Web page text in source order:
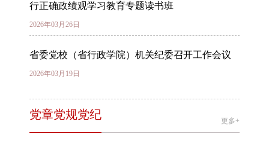
行正确政绩观学习教育专题读书班
2026年03月26日
省委党校（省行政学院）机关纪委召开工作会议
2026年03月19日
党章党规党纪 更多+